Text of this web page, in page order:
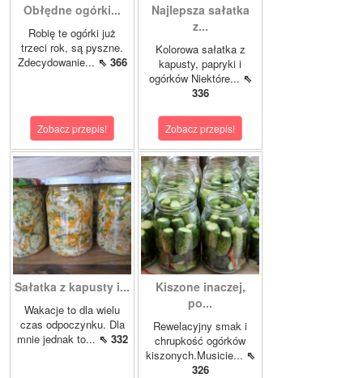
Obłędne ogórki...
Robię te ogórki już
trzeci rok, są pyszne.
Zdecydowanie... ⇖ 366
Zobacz przepis!
Najlepsza sałatka
z...
Kolorowa sałatka z
kapusty, papryki i
ogórków Niektóre... ⇖
336
Zobacz przepis!
Sałatka z kapusty i...
Wakacje to dla wielu
czas odpoczynku. Dla
mnie jednak to... ⇖ 332
Kiszone inaczej,
po...
Rewelacyjny smak i
chrupkość ogórków
kiszonych.Musicie... ⇖
326